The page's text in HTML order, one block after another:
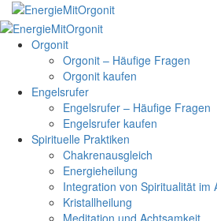
Skip
to
content
Primary
Menu Orgonit
Orgonit – Häufige Fragen
Orgonit kaufen
Engelsrufer
Engelsrufer – Häufige Fragen
Engelsrufer kaufen
Spirituelle Praktiken
Chakrenausgleich
Energieheilung
Integration von Spiritualität im
Kristallheilung
Meditation und Achtsamkeit